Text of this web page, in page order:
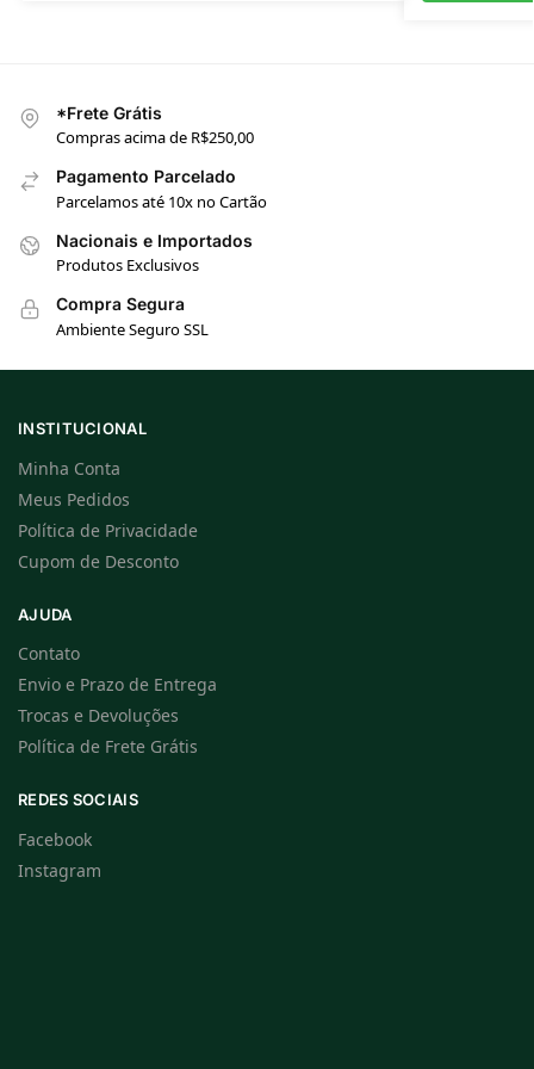
*Frete Grátis
Compras acima de R$250,00
Pagamento Parcelado
Parcelamos até 10x no Cartão
Nacionais e Importados
Produtos Exclusivos
Compra Segura
Ambiente Seguro SSL
INSTITUCIONAL
Minha Conta
Meus Pedidos
Política de Privacidade
Cupom de Desconto
AJUDA
Contato
Envio e Prazo de Entrega
Trocas e Devoluções
Política de Frete Grátis
REDES SOCIAIS
Facebook
Instagram